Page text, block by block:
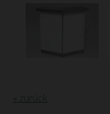
« zurück